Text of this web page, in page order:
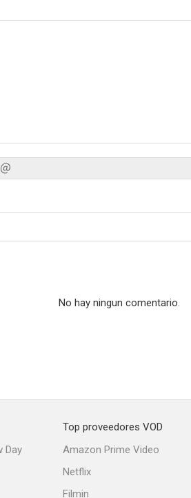
No hay ningun comentario.
Day
Top proveedores VOD
Amazon Prime Video
Netflix
Filmin